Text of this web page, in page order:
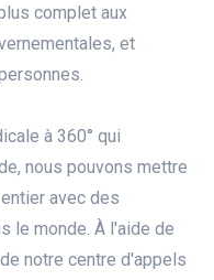
complet aux
et
à 360° qui
nous pouvons mettre
avec des
le monde. À l'aide de
notre centre d'appels